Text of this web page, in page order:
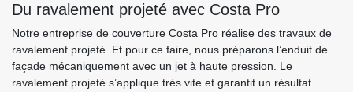
Du ravalement projeté avec Costa Pro
Notre entreprise de couverture Costa Pro réalise des travaux de
ravalement projeté. Et pour ce faire, nous préparons l’enduit de
façade mécaniquement avec un jet à haute pression. Le
ravalement projeté s’applique très vite et garantit un résultat